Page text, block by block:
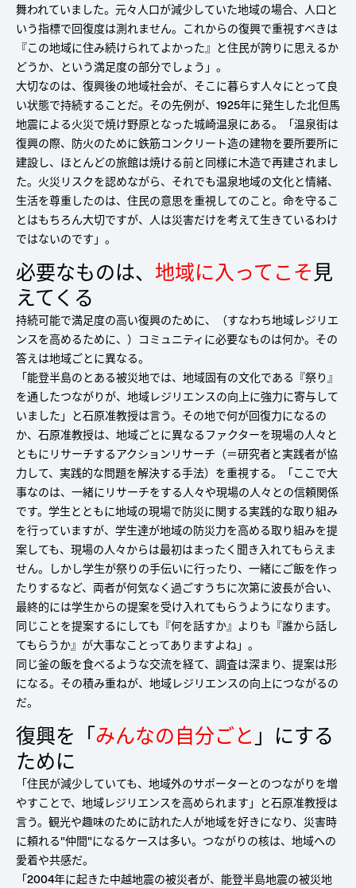
舞われていました。元々人口が減少していた地域の場合、人口と
いう指標で回復度は測れません。これからの復興で重視すべきは
『この地域に住み続けられてよかった』と住民が誇りに思えるか
どうか、という満足度の部分でしょう」。
大切なのは、復興後の地域社会が、そこに暮らす人々にとって良
い状態で持続することだ。その先例が、1925年に発生した北但馬
地震による火災で焼け野原となった城崎温泉にある。「温泉街は
復興の際、防火のために鉄筋コンクリート造の建物を要所要所に
建設し、ほとんどの旅館は焼ける前と同様に木造で再建されまし
た。火災リスクを認めながら、それでも温泉地域の文化と情緒、
生活を尊重したのは、住民の意思を重視してのこと。命を守るこ
とはもちろん大切ですが、人は災害だけを考えて生きているわけ
ではないのです」。
必要なものは、 地域に入ってこそ見
えてくる
持続可能で満足度の高い復興のために、（すなわち地域レジリエ
ンスを高めるために、）コミュニティに必要なものは何か。その
答えは地域ごとに異なる。
「能登半島のとある被災地では、地域固有の文化である『祭り』
を通したつながりが、地域レジリエンスの向上に強力に寄与して
いました」と石原准教授は言う。その地で何が回復力になるの
か、石原准教授は、地域ごとに異なるファクターを現場の人々と
ともにリサーチするアクションリサーチ（＝研究者と実践者が協
力して、実践的な問題を解決する手法）を重視する。「ここで大
事なのは、一緒にリサーチをする人々や現場の人々との信頼関係
です。学生とともに地域の現場で防災に関する実践的な取り組み
を行っていますが、学生達が地域の防災力を高める取り組みを提
案しても、現場の人々からは最初はまったく聞き入れてもらえま
せん。しかし学生が祭りの手伝いに行ったり、一緒にご飯を作っ
たりするなど、両者が何気なく過ごすうちに次第に波長が合い、
最終的には学生からの提案を受け入れてもらうようになります。
同じことを提案するにしても『何を話すか』よりも『誰から話し
てもらうか』が大事なことってありますよね」。
同じ釜の飯を食べるような交流を経て、調査は深まり、提案は形
になる。その積み重ねが、地域レジリエンスの向上につながるの
だ。
復興を「みんなの自分ごと 」にする
ために
「住民が減少していても、地域外のサポーターとのつながりを増
やすことで、地域レジリエンスを高められます」と石原准教授は
言う。観光や趣味のために訪れた人が地域を好きになり、災害時
に頼れる"仲間"になるケースは多い。つながりの核は、地域への
愛着や共感だ。
「2004年に起きた中越地震の被災者が、能登半島地震の被災地